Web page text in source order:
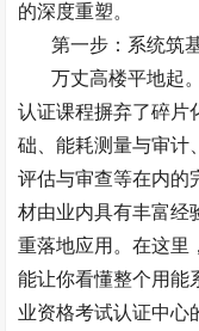
的深度重塑。
第一步：系统筑
万丈高楼平地起
认证课程摒弃了碎片
础、能耗测量与审计
评估与审查等在内的
材由业内具有丰富经
重落地应用。在这里
能让你看懂整个用能
业资格考试认证中心